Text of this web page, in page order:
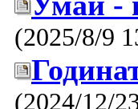
(2025/8/9
(2024/12/